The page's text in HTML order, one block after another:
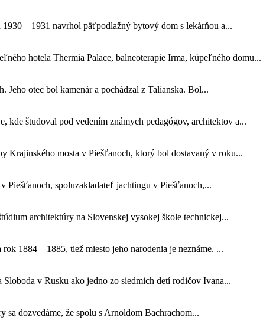
– 1931 navrhol päťpodlažný bytový dom s lekárňou a...
hotela Thermia Palace, balneoterapie Irma, kúpeľného domu...
otec bol kamenár a pochádzal z Talianska. Bol...
študoval pod vedením známych pedagógov, architektov a...
Krajinského mosta v Piešťanoch, ktorý bol dostavaný v roku...
Piešťanoch, spoluzakladateľ jachtingu v Piešťanoch,...
architektúry na Slovenskej vysokej škole technickej...
1884 – 1885, tiež miesto jeho narodenia je neznáme. ...
v Rusku ako jedno zo siedmich detí rodičov Ivana...
dozvedáme, že spolu s Arnoldom Bachrachom...